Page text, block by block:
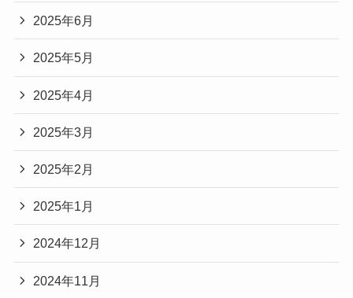
2025年6月
2025年5月
2025年4月
2025年3月
2025年2月
2025年1月
2024年12月
2024年11月